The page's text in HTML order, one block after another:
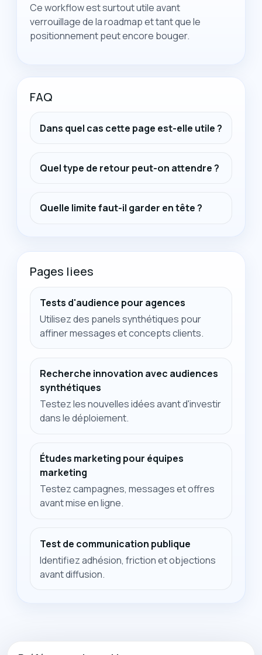
Ce workflow est surtout utile avant
verrouillage de la roadmap et tant que le
positionnement peut encore bouger.
FAQ
Dans quel cas cette page est-elle utile ?
Quel type de retour peut-on attendre ?
Quelle limite faut-il garder en tête ?
Pages liees
Tests d'audience pour agences
Utilisez des panels synthétiques pour
affiner messages et concepts clients.
Recherche innovation avec audiences
synthétiques
Testez les nouvelles idées avant d'investir
dans le déploiement.
Études marketing pour équipes
marketing
Testez campagnes, messages et offres
avant mise en ligne.
Test de communication publique
Identifiez adhésion, friction et objections
avant diffusion.